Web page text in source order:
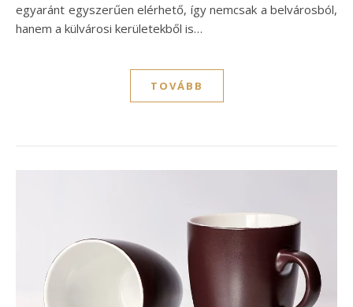
egyaránt egyszerűen elérhető, így nemcsak a belvárosból,
hanem a külvárosi kerületekből is…
TOVÁBB